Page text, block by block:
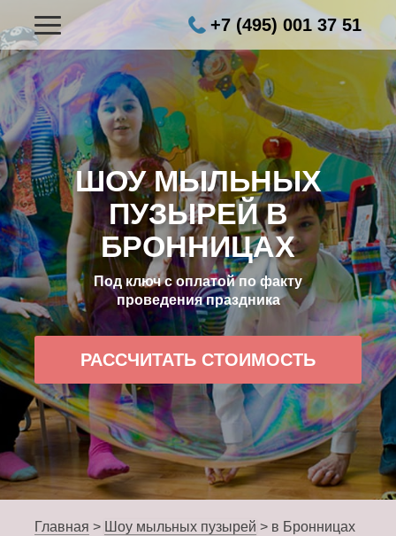
+7 (495) 001 37 51
ШОУ МЫЛЬНЫХ
ПУЗЫРЕЙ В
БРОННИЦАХ
Под ключ с оплатой по факту
проведения праздника
РАССЧИТАТЬ СТОИМОСТЬ
Главная > Шоу мыльных пузырей > в Бронницах